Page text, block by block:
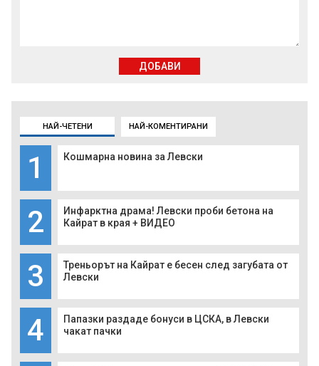
НАЙ-ЧЕТЕНИ НАЙ-КОМЕНТИРАНИ
1 Кошмарна новина за Левски
2
Инфарктна драма! Левски проби бетона на
Кайрат в края + ВИДЕО
3
Треньорът на Кайрат е бесен след загубата от
Левски
4
Папазки раздаде бонуси в ЦСКА, в Левски
чакат пачки
ДОБАВИ